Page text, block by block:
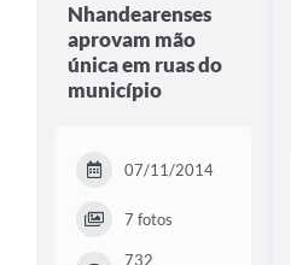
Nhandearenses
aprovam mão
única em ruas do
município
07/11/2014
7 fotos
732